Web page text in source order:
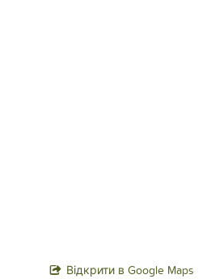
Відкрити в Google Maps